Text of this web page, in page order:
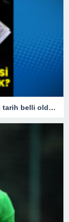
EYT’lilerin bayram ikramiyesinin ödeneceği tarih belli oldu! 2023 EYT bayram ikramiyesi ne zaman yatacak?